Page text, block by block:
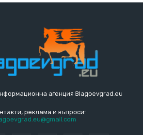
агенция Blagoevgrad.eu
реклама и въпроси: